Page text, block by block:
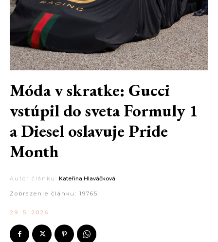
Móda v skratke: Gucci
vstúpil do sveta Formuly 1
a Diesel oslavuje Pride
Month
Autor článku: Kateřina Hlaváčková
Zobrazenie článku: 19765
29. 5. 2026